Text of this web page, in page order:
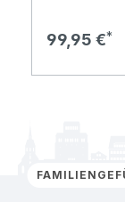
Regulärer
99,95 €